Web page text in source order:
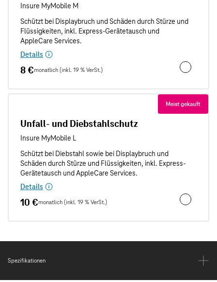
Details
8 €monatlich (inkl. 19 % VerSt.)
Meist gekauft
Unfall- und Diebstahlschutz
Details
10 €monatlich (inkl. 19 % VerSt.) Unfall- und
Spezifikationen